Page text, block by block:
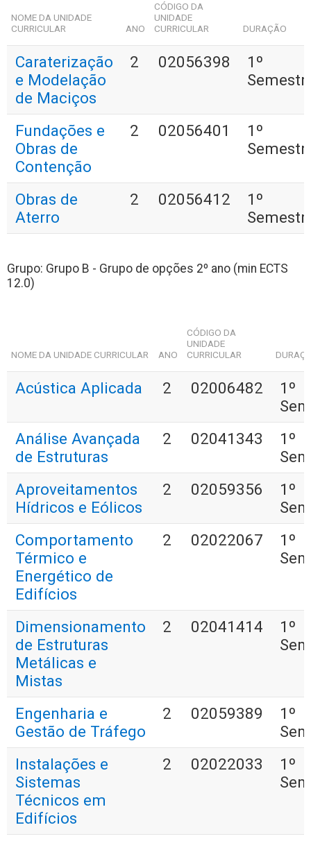
NOME DA UNIDADE
CURRICULAR
ANO
CÓDIGO DA
UNIDADE
CURRICULAR
DURAÇÃO
Caraterização
e Modelação
de Maciços
2 02056398
1º
Fundações e
Obras de
Contenção
2 02056401
1º
Obras de
Aterro
2 02056412
1º
Grupo: Grupo B - Grupo de opções 2º ano (min ECTS
12.0)
NOME DA UNIDADE CURRICULAR ANO
CÓDIGO DA
UNIDADE
CURRICULAR
Acústica Aplicada 2 02006482
1º
Análise Avançada
de Estruturas
2 02041343
1º
Aproveitamentos
Hídricos e Eólicos
2 02059356
1º
Comportamento
Térmico e
Energético de
Edifícios
2 02022067
1º
Dimensionamento
de Estruturas
Metálicas e
Mistas
2 02041414
1º
Engenharia e
Gestão de Tráfego
2 02059389
1º
Instalações e
Sistemas
Técnicos em
Edifícios
2 02022033
1º